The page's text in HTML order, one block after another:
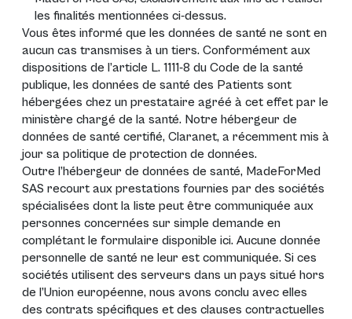
les finalités mentionnées ci-dessus.
Vous êtes informé que les données de santé ne sont en
aucun cas transmises à un tiers. Conformément aux
dispositions de l’article L. 1111-8 du Code de la santé
publique, les données de santé des Patients sont
hébergées chez un prestataire agréé à cet effet par le
ministère chargé de la santé. Notre hébergeur de
données de santé certifié, Claranet, a récemment mis à
jour sa politique de protection de données.
Outre l’hébergeur de données de santé, MadeForMed
SAS recourt aux prestations fournies par des sociétés
spécialisées dont la liste peut être communiquée aux
personnes concernées sur simple demande en
complétant le formulaire disponible ici. Aucune donnée
personnelle de santé ne leur est communiquée. Si ces
sociétés utilisent des serveurs dans un pays situé hors
de l’Union européenne, nous avons conclu avec elles
des contrats spécifiques et des clauses contractuelles